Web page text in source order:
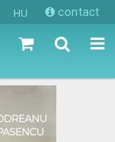
HU contact